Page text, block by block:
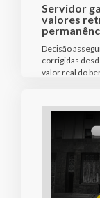
Servidor
valores
Decisão
corrigidas
valor real do